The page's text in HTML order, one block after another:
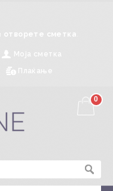
отворете сметка
Моја сметка
Плаќање
0